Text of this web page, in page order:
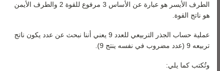
الطرف الأيسر هو عبارة عن الأساس 3 مرفوع للقوة 2 والطرف الأيمن
هو ناتج القوة.
عملية حساب الجذر التربيعي للعدد 9 يعني أننا نبحث عن عدد يكون ناتج
تربيعه 9 (عدد مضروب في نفسه ينتج 9).
وتُكتب كما يلي: